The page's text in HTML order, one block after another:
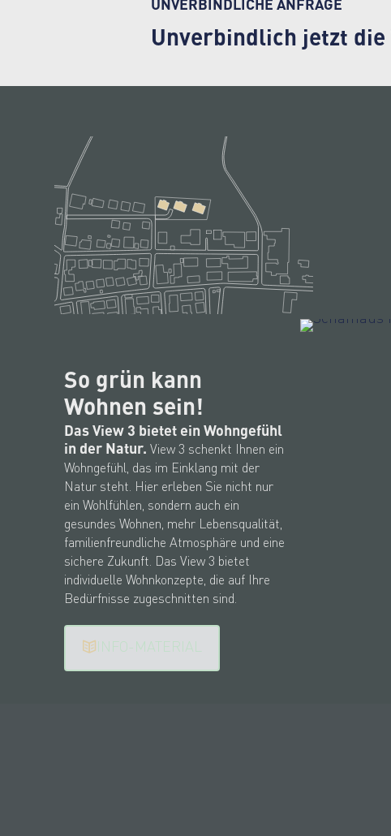
UNVERBINDLICHE ANFRAGE
Unverbindlich jetzt
So grün kann
Wohnen sein!
Das View 3 bietet ein Wohngefühl
in der Natur.View 3 schenkt Ihnen ein
Wohngefühl, das im Einklang mit der
Natur steht. Hier erleben Sie nicht nur
ein Wohlfühlen, sondern auch ein
gesundes Wohnen, mehr Lebensqualität,
familienfreundliche Atmosphäre und eine
sichere Zukunft. Das View 3 bietet
individuelle Wohnkonzepte, die auf Ihre
Bedürfnisse zugeschnitten sind.
INFO-MATERIAL